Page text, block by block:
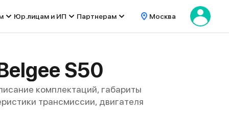
Юр.лицам и ИП Партнерам Москва
S50
комплектаций, габариты
трансмиссии, двигателя